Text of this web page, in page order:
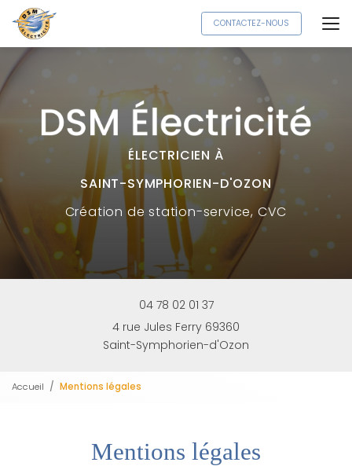
Aller
au
contenu
principal
CONTACTEZ-NOUS
ÉLECTRICIEN À
SAINT-SYMPHORIEN-D'OZON
Créationde station-service, CVC
04 78 02 01 37
4 rue Jules Ferry 69360
Saint-Symphorien-d'Ozon
Accueil Mentions légales
Mentions légales